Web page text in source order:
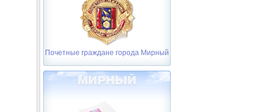
Почетные граждане города Мирный